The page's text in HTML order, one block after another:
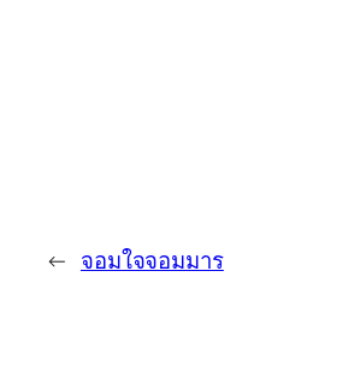
← จอมใจจอมมาร